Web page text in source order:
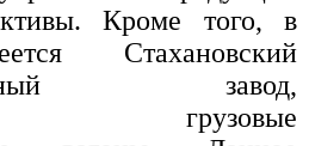
Кроме того, в
Стахановский
завод,
грузовые